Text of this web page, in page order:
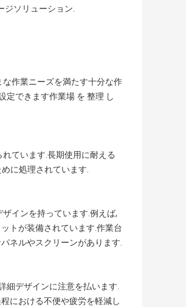
ジソリューション.
作業ニーズを満たす十分な作
定できます作業場 を 整理 し
ています.長期使用に耐える
に処理されています.
インを持っています.例えば,
トが装備されています.作業台
ネルやスクリーンがあります.
細デザインに注意を払います.
における不便や疲労を軽減し